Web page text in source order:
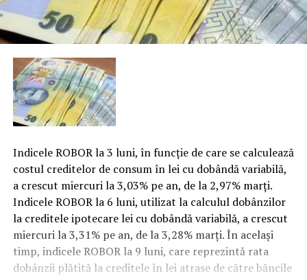
Indicele ROBOR la 3 luni, în funcţie de care se calculează
costul creditelor de consum în lei cu dobândă variabilă,
a crescut miercuri la 3,03% pe an, de la 2,97% marţi.
Indicele ROBOR la 6 luni, utilizat la calculul dobânzilor
la creditele ipotecare lei cu dobândă variabilă, a crescut
miercuri la 3,31% pe an, de la 3,28% marţi. În acelaşi
timp, indicele ROBOR la 9 luni, care reprezintă rata
dobânzii plătită la creditele în lei atrase de către băncile